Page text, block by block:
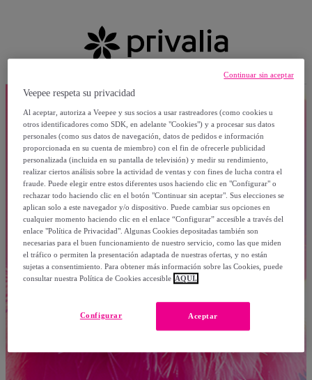
Veepee respeta su privacidad
Al aceptar, autoriza a Veepee y sus socios a usar rastreadores (como cookies u
otros identificadores como SDK, en adelante "Cookies") y a procesar sus datos
personales (como sus datos de navegación, datos de pedidos e información
proporcionada en su cuenta de miembro) con el fin de ofrecerle publicidad
personalizada (incluida en su pantalla de televisión) y medir su rendimiento,
realizar ciertos análisis sobre la actividad de ventas y con fines de lucha contra el
fraude. Puede elegir entre estos diferentes usos haciendo clic en "Configurar" o
rechazar todo haciendo clic en el botón "Continuar sin aceptar". Sus elecciones se
aplican solo a este navegador y/o dispositivo. Puede cambiar sus opciones en
cualquier momento haciendo clic en el enlace “Configurar” accesible a través del
enlace "Política de Privacidad". Algunas Cookies depositadas también son
necesarias para el buen funcionamiento de nuestro servicio, como las que miden
el tráfico o permiten la presentación adaptada de nuestras ofertas, y no están
sujetas a consentimiento. Para obtener más información sobre las Cookies, puede
consultar nuestra Política de Cookies accesible AQUÍ.
Aceptar
Configurar
Continuar sin aceptar